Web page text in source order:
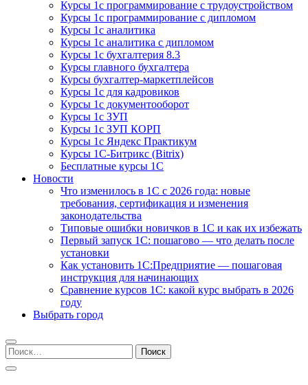
Курсы 1с программирование с трудоустройством
Курсы 1с программирование с дипломом
Курсы 1с аналитика
Курсы 1с аналитика с дипломом
Курсы 1с бухгалтерия 8.3
Курсы главного бухгалтера
Курсы бухгалтер-маркетплейсов
Курсы 1с для кадровиков
Курсы 1с документооборот
Курсы 1с ЗУП
Курсы 1с ЗУП КОРП
Курсы 1с Яндекс Практикум
Курсы 1С-Битрикс (Bitrix)
Бесплатные курсы 1С
Новости
Что изменилось в 1С с 2026 года: новые
требования, сертификация и изменения
законодательства
Типовые ошибки новичков в 1С и как их избежать
Первый запуск 1С: пошагово — что делать после
установки
Как установить 1С:Предприятие — пошаговая
инструкция для начинающих
Сравнение курсов 1С: какой курс выбрать в 2026
году
Выбрать город
Найти: